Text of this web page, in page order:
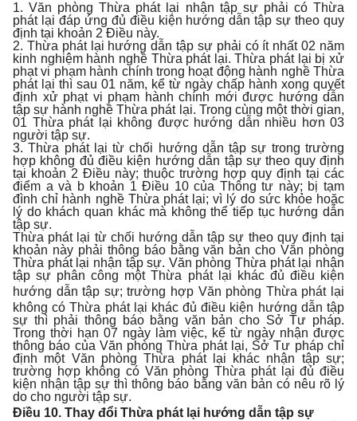
1. Văn phòng Thừa phát lại nhận tập sự phải có Thừa
phát lại đáp ứng đủ điều kiện hướng dẫn tập sự theo quy
định tại khoản 2 Điều này.
2. Thừa phát lại hướng dẫn tập sự phải có ít nhất 02 năm
kinh nghiệm hành nghề Thừa phát lại. Thừa phát lại bị xử
phạt vi phạm hành chính trong hoạt động hành nghề Thừa
phát lại thì sau 01 năm, kể từ ngày chấp hành xong quyết
định xử phạt vi phạm hành chính mới được hướng dẫn
tập sự hành nghề Thừa phát lại. Trong cùng một thời gian,
01 Thừa phát lại không được hướng dẫn nhiều hơn 03
người tập sự.
3. Thừa phát lại từ chối hướng dẫn tập sự trong trường
hợp không đủ điều kiện hướng dẫn tập sự theo quy định
tại khoản 2 Điều này; thuộc trường hợp quy định tại các
điểm a và b khoản 1 Điều 10 của Thông tư này; bị tạm
đình chỉ hành nghề Thừa phát lại; vì lý do sức khỏe hoặc
lý do khách quan khác mà không thể tiếp tục hướng dẫn
tập sự.
Thừa phát lại từ chối hướng dẫn tập sự theo quy định tại
khoản này phải thông báo bằng văn bản cho Văn phòng
Thừa phát lại nhận tập sự. Văn phòng Thừa phát lại nhận
tập sự phân công một Thừa phát lại khác đủ điều kiện
hướng dẫn tập sự; trường hợp Văn phòng Thừa phát lại
không có Thừa phát lại khác đủ điều kiện hướng dẫn tập
sự thì phải thông báo bằng văn bản cho Sở Tư pháp.
Trong thời hạn 07 ngày làm việc, kể từ ngày nhận được
thông báo của Văn phòng Thừa phát lại, Sở Tư pháp chỉ
định một Văn phòng Thừa phát lại khác nhận tập sự;
trường hợp không có Văn phòng Thừa phát lại đủ điều
kiện nhận tập sự thì thông báo bằng văn bản có nêu rõ lý
do cho người tập sự.
Điều 10. Thay đổi Thừa phát lại hướng dẫn tập sự